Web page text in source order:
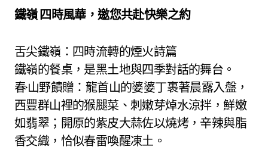
鐵嶺 四時風華，邀您共赴快樂之約
舌尖鐵嶺：四時流轉的煙火詩篇
鐵嶺的餐桌，是黑土地與四季對話的舞台。
春·山野饋贈：龍首山的婆婆丁裹著晨露入盤，
西豐群山裡的猴腿菜、刺嫩芽焯水涼拌，鮮嫩
如翡翠；開原的紫皮大蒜佐以燒烤，辛辣與脂
香交織，恰似春雷喚醒凍土。